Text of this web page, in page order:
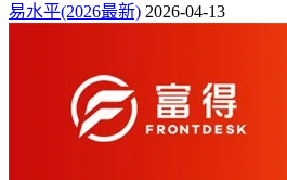
易水平(2026最新) 2026-04-13